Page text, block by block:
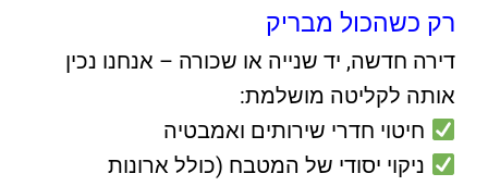
רק כשהכול מבריק
דירה חדשה, יד שנייה או שכורה – אנחנו נכין
אותה לקליטה מושלמת:
חיטוי חדרי שירותים ואמבטיה
ניקוי יסודי של המטבח (כולל ארונות